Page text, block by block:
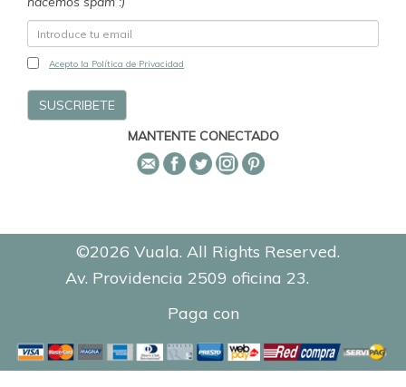
Acepto la Política de Privacidad
MANTENTE CONECTADO
©2026 Vuala. All Rights Reserved.
Av. Providencia 2509 oficina 23.
Paga con